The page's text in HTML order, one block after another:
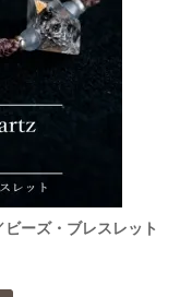
ーズ・ブレスレット